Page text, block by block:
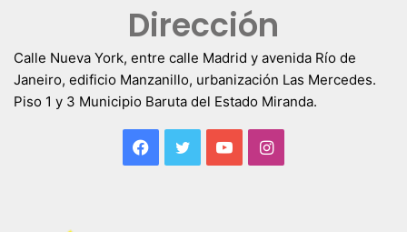
Dirección
Calle Nueva York, entre calle Madrid y avenida Río de
Janeiro, edificio Manzanillo, urbanización Las Mercedes.
Piso 1 y 3 Municipio Baruta del Estado Miranda.
Facebook
TwitterYouTubeInstagram